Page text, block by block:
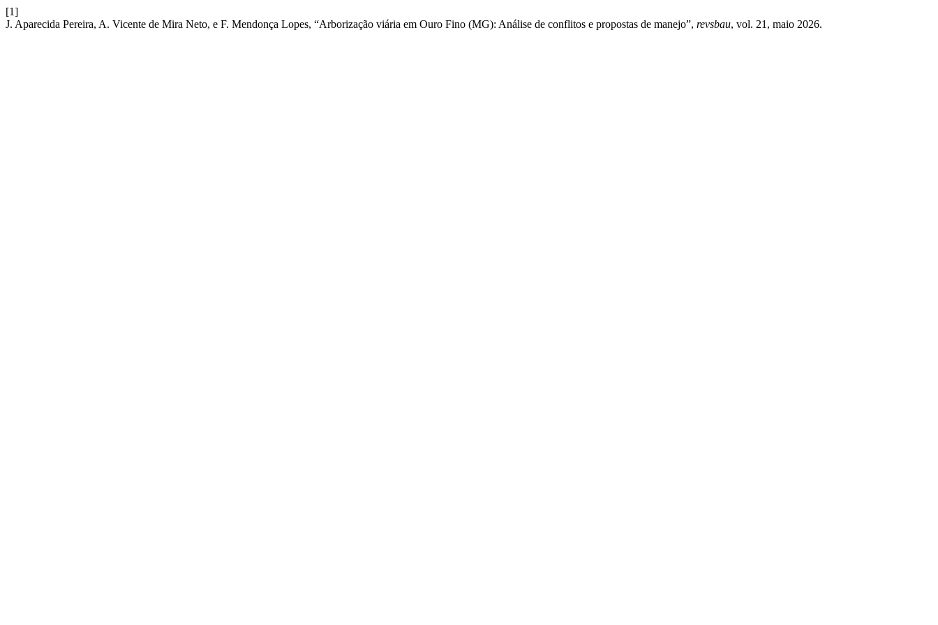
[1]
J. Aparecida Pereira, A. Vicente de Mira Neto, e F. Mendonça Lopes, “Arborização viária em Ouro Fino (MG): Análise de conflitos e propostas de manejo”, revsbau, vol. 21, maio 2026.